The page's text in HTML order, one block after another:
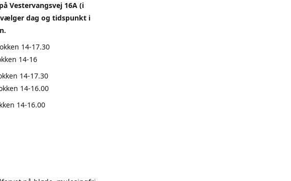
Vestervangsvej 16A (i
dag og tidspunkt i
14-17.30
14-16
14-17.30
14-16.00
14-16.00